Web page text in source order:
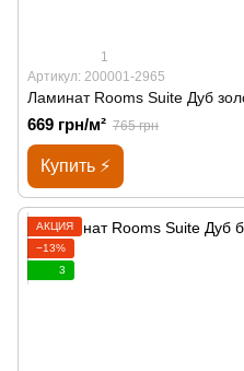
1
Артикул: 200001-2965
Ламинат Rooms Suite Дуб
669 грн/м² 765 грн
Купить ⚡
АКЦИЯ
−13%
3